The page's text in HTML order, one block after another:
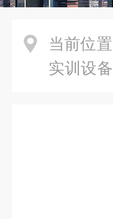
当前位置
实训设备